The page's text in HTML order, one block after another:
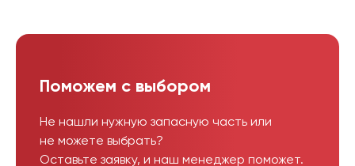
Поможем с выбором
Не нашли нужную запасную часть или
не можете выбрать?
Оставьте заявку, и наш менеджер поможет.